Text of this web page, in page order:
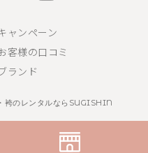
ャンペーン
客様の口コミ
ランド
袴のレンタルならSUGISHIN